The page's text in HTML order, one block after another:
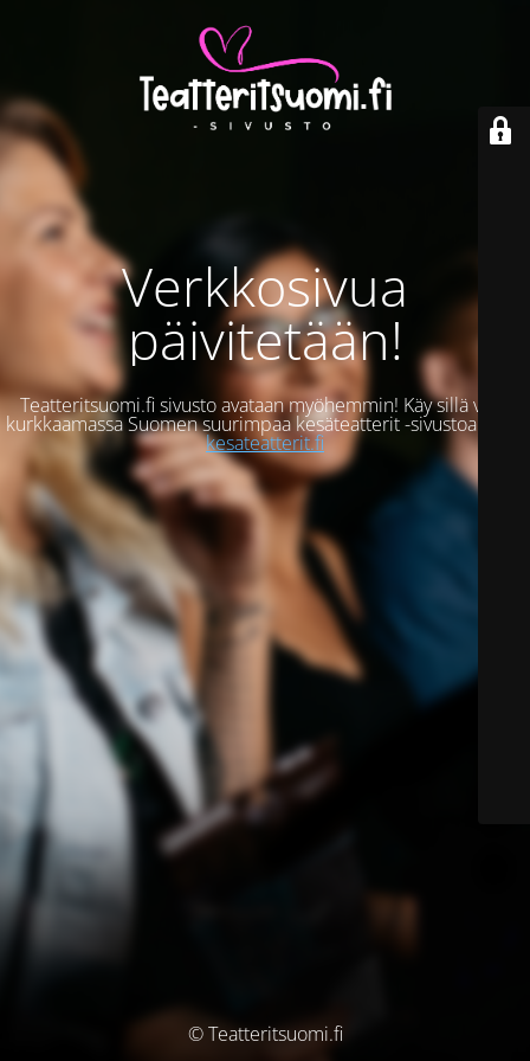
Verkkosivua
päivitetään!
Teatteritsuomi.fi sivusto avataan myöhemmin! Käy sillä välin
kurkkaamassa Suomen suurimpaa kesäteatterit -sivustoamme:
kesateatterit.fi
© Teatteritsuomi.fi